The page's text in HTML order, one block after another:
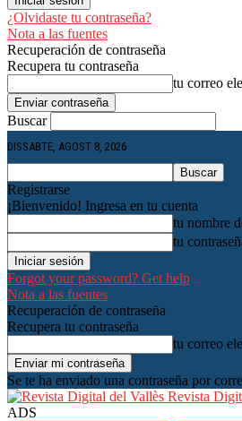
¿Olvidaste tu contraseña?
Nota a las fuentes
Recuperación de contraseña
Recupera tu contraseña
tu correo
Buscar
DISSABTE, AGOST 8, 2026
Registrarse
¡Bienvenido! Ingresa en tu cuenta
tu nombre
tu
Forgot your password? Get help
Nota a las fuentes
Recuperación de contraseña
Recupera tu contraseña
tu correo
Se te ha enviado una contraseña por
Revista
ADS